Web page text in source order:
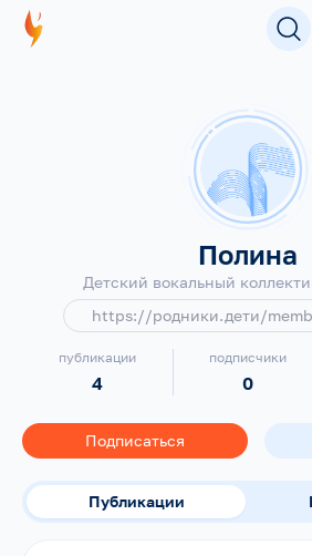
Полина
Детский вокальный
https://родники.дети/
публикации
4
подписчики
0
Подписаться
Публикации